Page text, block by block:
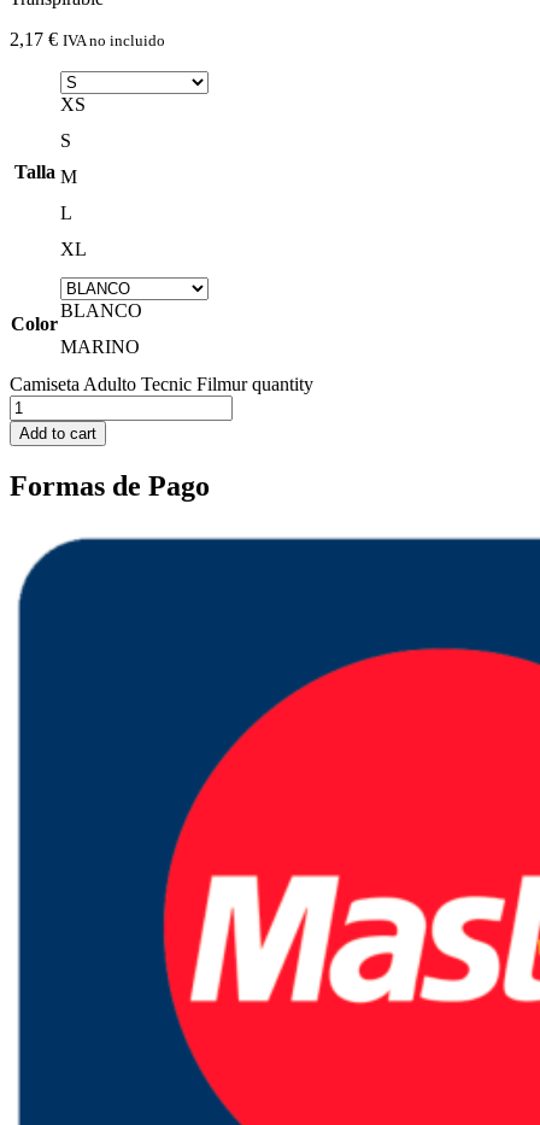
2,17 € IVA no incluido
Talla
XS
S
M
L
XL
Color
BLANCO
MARINO
Camiseta Adulto Tecnic Filmur quantity
Add to cart
Formas de Pago